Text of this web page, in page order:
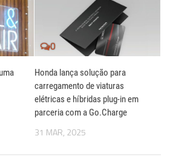
0
Honda lança solução para
carregamento de viaturas
elétricas e híbridas plug-in em
parceria com a Go.Charge
31 MAR, 2025